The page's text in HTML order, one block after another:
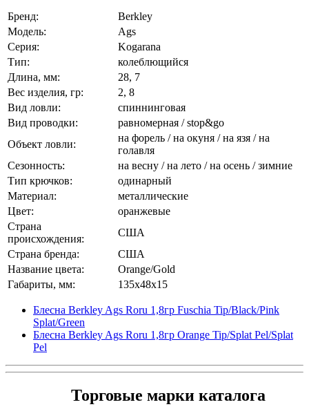
Бренд:
Berkley
Модель:
Ags
Серия:
Kogarana
Тип:
колеблющийся
Длина, мм:
28, 7
Вес изделия, гр:
2, 8
Вид ловли:
спиннинговая
Вид проводки:
равномерная / stop&go
Объект ловли:
на форель / на окуня / на язя / на
голавля
Сезонность:
на весну / на лето / на осень / зимние
Тип крючков:
одинарный
Материал:
металлические
Цвет:
оранжевые
Страна
происхождения:
США
Страна бренда:
США
Название цвета:
Orange/Gold
Габариты, мм:
135x48x15
Блесна Berkley Ags Roru 1,8гр Fuschia Tip/Black/Pink
Splat/Green
Блесна Berkley Ags Roru 1,8гр Orange Tip/Splat Pel/Splat
Pel
Торговые марки каталога